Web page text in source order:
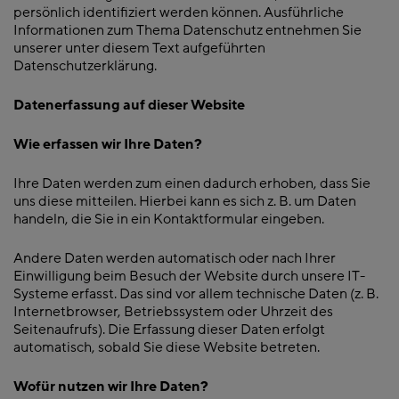
persönlich identifiziert werden können. Ausführliche
Informationen zum Thema Datenschutz entnehmen Sie
unserer unter diesem Text aufgeführten
Datenschutzerklärung.
Datenerfassung auf dieser Website
Wie erfassen wir Ihre Daten?
Ihre Daten werden zum einen dadurch erhoben, dass Sie
uns diese mitteilen. Hierbei kann es sich z. B. um Daten
handeln, die Sie in ein Kontaktformular eingeben.
Andere Daten werden automatisch oder nach Ihrer
Einwilligung beim Besuch der Website durch unsere IT-
Systeme erfasst. Das sind vor allem technische Daten (z. B.
Internetbrowser, Betriebssystem oder Uhrzeit des
Seitenaufrufs). Die Erfassung dieser Daten erfolgt
automatisch, sobald Sie diese Website betreten.
Wofür nutzen wir Ihre Daten?